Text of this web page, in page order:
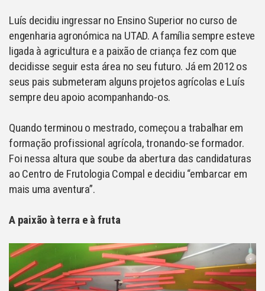
Luís decidiu ingressar no Ensino Superior no curso de
engenharia agronómica na UTAD. A família sempre esteve
ligada à agricultura e a paixão de criança fez com que
decidisse seguir esta área no seu futuro. Já em 2012 os
seus pais submeteram alguns projetos agrícolas e Luís
sempre deu apoio acompanhando-os.
Quando terminou o mestrado, começou a trabalhar em
formação profissional agrícola, tronando-se formador.
Foi nessa altura que soube da abertura das candidaturas
ao Centro de Frutologia Compal e decidiu “embarcar em
mais uma aventura”.
A paixão à terra e à fruta